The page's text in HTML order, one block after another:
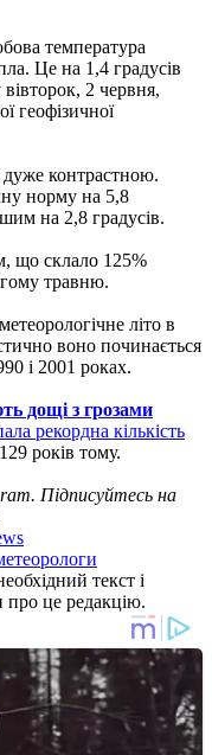
температура
Це на 1,4 градусів
2 червня,
геофізичної
дуже контрастною.
норму на 5,8
на 2,8 градусів.
що склало 125%
травню.
літо в
воно починається
і 2001 роках.
дощі з грозами
рекордна кількість
років тому.
Підписуйтесь на
текст і
про це редакцію.